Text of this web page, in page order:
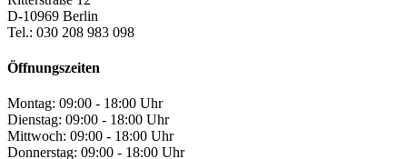
D-10969 Berlin
Tel.: 030 208 983 098
Öffnungszeiten
Montag: 09:00 - 18:00 Uhr
Dienstag: 09:00 - 18:00 Uhr
Mittwoch: 09:00 - 18:00 Uhr
Donnerstag: 09:00 - 18:00 Uhr